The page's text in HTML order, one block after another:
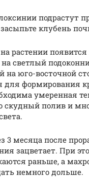
подрастут
клубень
растении
на светлый
на юго-восточной
для формирования
умеренная
скудный полив и
3 месяца после
зацветает. При
раньше, а
немного дольше.